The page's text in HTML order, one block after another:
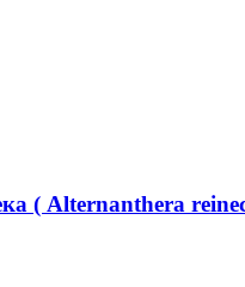
( Alternanthera